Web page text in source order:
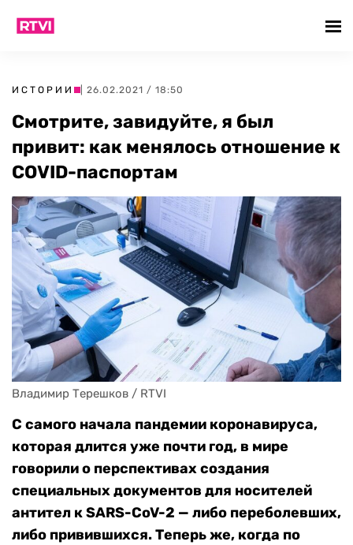
ИСТОРИИ | 26.02.2021 / 18:50
Смотрите, завидуйте, я был
привит: как менялось отношение к
COVID-паспортам
Владимир Терешков / RTVI
С самого начала пандемии коронавируса,
которая длится уже почти год, в мире
говорили о перспективах создания
специальных документов для носителей
антител к SARS-CoV-2 — либо переболевших,
либо привившихся. Теперь же, когда по